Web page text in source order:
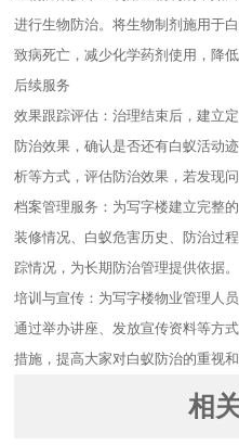
进行生物防治。将生物制剂施用于
致病死亡，减少化学药剂使用，降
后续服务
效果跟踪评估：治理结束后，建立
防治效果，确认是否还有白蚁活动
析等方式，评估防治效果，若发现
档案管理服务：为写字楼建立完整
装修情况、白蚁危害历史、防治过
踪情况，为长期防治管理提供依据。
培训与宣传：为写字楼物业管理人
通过举办讲座、发放宣传资料等方
措施，提高大家对白蚁防治的重视和
相